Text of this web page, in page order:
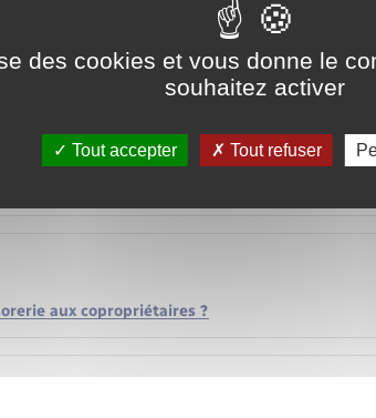
travaux sont-elles récupérables ?
aux copropriétaires ?
des cookies et vous donne le
souhaitez activer
Tout accepter Tout refuser